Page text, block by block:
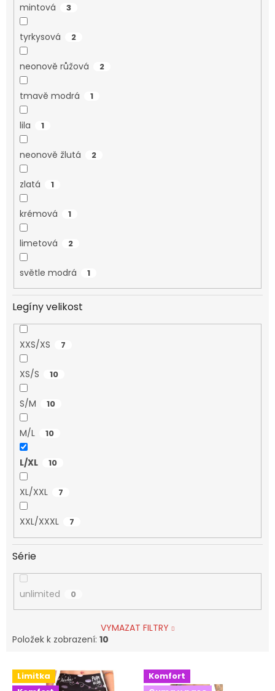
mintová 3
tyrkysová 2
neonově růžová 2
tmavě modrá 1
lila 1
neonově žlutá 2
zlatá 1
krémová 1
limetová 2
světle modrá 1
Legíny velikost
XXS/XS 7
XS/S 10
S/M 10
M/L 10
L/XL 10
XL/XXL 7
XXL/XXXL 7
Série
unlimited 0
VYMAZAT FILTRY
Položek k zobrazení: 10
V Limitka
Komfort